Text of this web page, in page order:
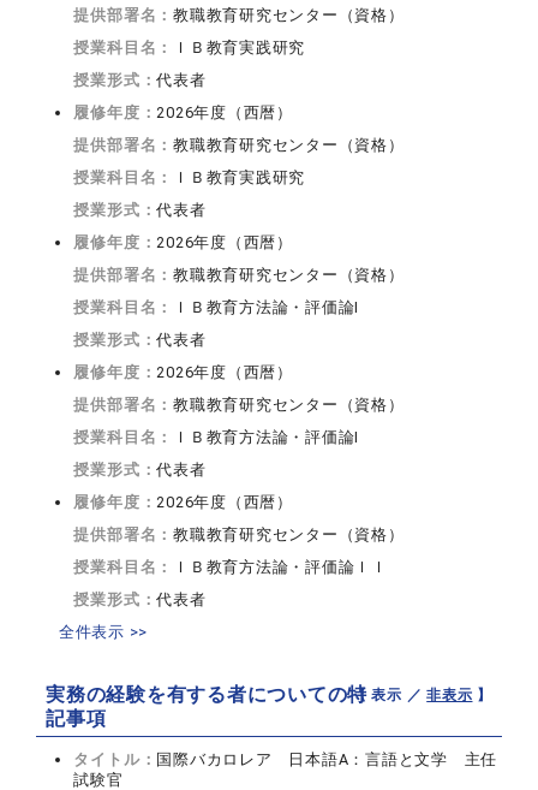
提供部署名：教職教育研究センター（資格）
授業科目名：
ＩＢ教育実践研究
授業形式：代表者
履修年度：2026年度（西暦）
提供部署名：教職教育研究センター（資格）
授業科目名：
ＩＢ教育実践研究
授業形式：代表者
履修年度：2026年度（西暦）
提供部署名：教職教育研究センター（資格）
授業科目名：
ＩＢ教育方法論・評価論I
授業形式：代表者
履修年度：2026年度（西暦）
提供部署名：教職教育研究センター（資格）
授業科目名：
ＩＢ教育方法論・評価論I
授業形式：代表者
履修年度：2026年度（西暦）
提供部署名：教職教育研究センター（資格）
授業科目名：
ＩＢ教育方法論・評価論ＩＩ
授業形式：代表者
全件表示 >>
実務の経験を有する者についての特
記事項
【 表示 ／非表示 】
タイトル： 国際バカロレア 日本語A：言語と文学 主任
試験官